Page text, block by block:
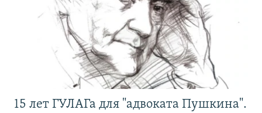
15 лет ГУЛАГа для "адвоката Пушкина".